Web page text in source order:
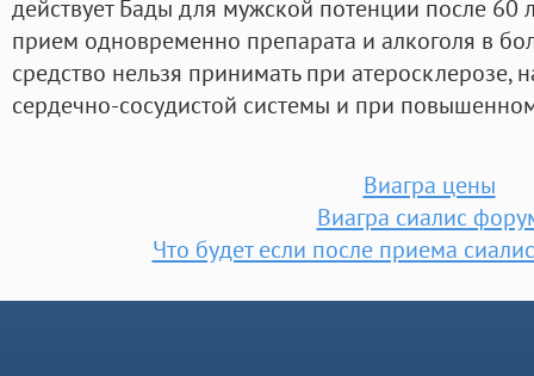
действует Бады для мужской потенции после 60
прием одновременно препарата и алкоголя в
средство нельзя принимать при атеросклерозе,
сердечно-сосудистой системы и при
Виагра цены
Виагра сиалис
Что будет если после приема